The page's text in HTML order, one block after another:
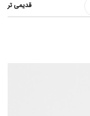
قدیمی تر